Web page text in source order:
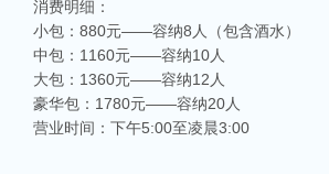
消费明细：
小包：880元——容纳8人（包含酒水）
中包：1160元——容纳10人
大包：1360元——容纳12人
豪华包：1780元——容纳20人
营业时间：下午5:00至凌晨3:00